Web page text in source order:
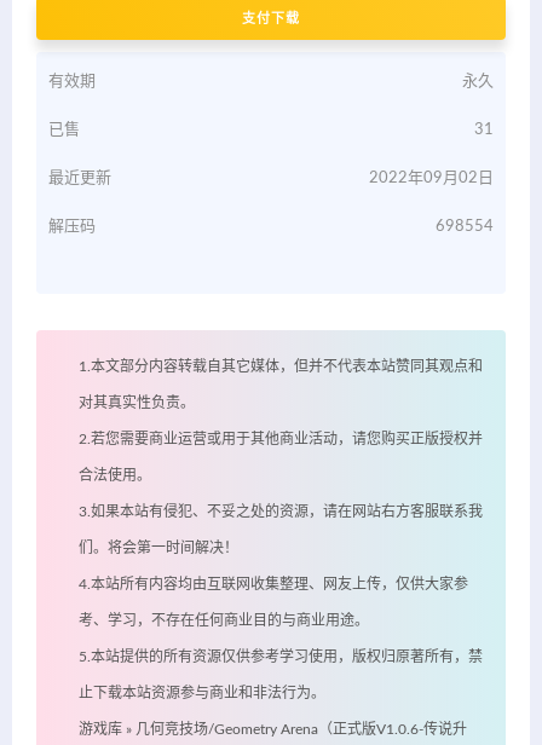
支付下载
有效期 永久
已售 31
最近更新 2022年09月02日
解压码 698554
1.本文部分内容转载自其它媒体，但并不代表本站赞同其观点和
对其真实性负责。
2.若您需要商业运营或用于其他商业活动，请您购买正版授权并
合法使用。
3.如果本站有侵犯、不妥之处的资源，请在网站右方客服联系我
们。将会第一时间解决！
4.本站所有内容均由互联网收集整理、网友上传，仅供大家参
考、学习，不存在任何商业目的与商业用途。
5.本站提供的所有资源仅供参考学习使用，版权归原著所有，禁
止下载本站资源参与商业和非法行为。
游戏库 » 几何竞技场/Geometry Arena（正式版V1.0.6-传说升